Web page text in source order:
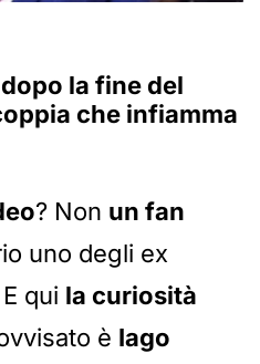
la fine del
che infiamma
? Non un fan
uno degli ex
qui la curiosità
è Iago